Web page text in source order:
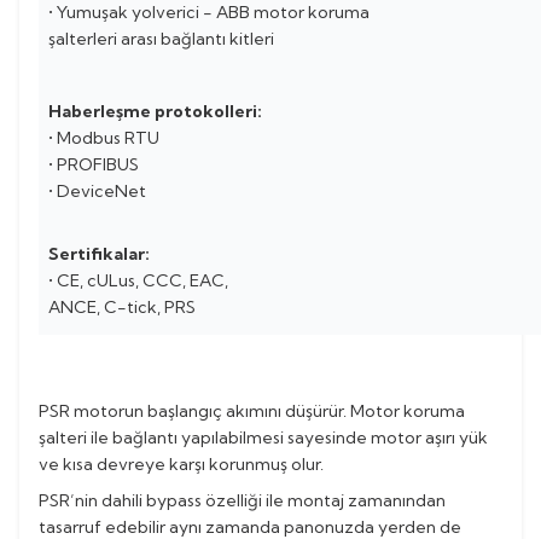
• Yumuşak yolverici - ABB motor koruma
şalterleri arası bağlantı kitleri
Haberleşme protokolleri:
• Modbus RTU
• PROFIBUS
• DeviceNet
Sertifikalar:
• CE, cULus, CCC, EAC,
ANCE, C-tick, PRS
PSR motorun başlangıç akımını düşürür. Motor koruma
şalteri ile bağlantı yapılabilmesi sayesinde motor aşırı yük
ve kısa devreye karşı korunmuş olur.
PSR’nin dahili bypass özelliği ile montaj zamanından
tasarruf edebilir aynı zamanda panonuzda yerden de